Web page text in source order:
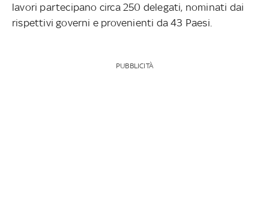
lavori partecipano circa 250 delegati, nominati dai
rispettivi governi e provenienti da 43 Paesi.
PUBBLICITÀ